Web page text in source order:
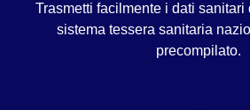
Trasmetti facilmente i dati sanitari
sistema tessera sanitaria
precompilato.